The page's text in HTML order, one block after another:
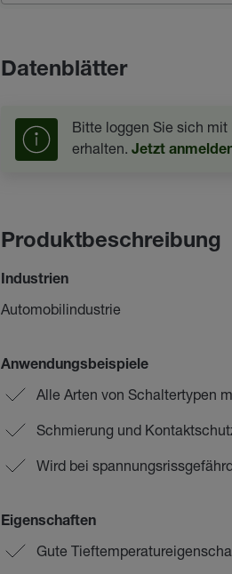
Datenblätter
Bitte loggen Sie sich
erhalten. Jetzt
Produktbeschreibung
Industrien
Automobilindustrie
Anwendungsbeispiele
Alle Arten von Schaltertypen
Schmierung und
Wird bei
Eigenschaften
Gute